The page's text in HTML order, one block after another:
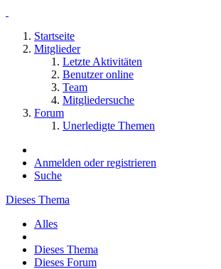
Startseite
Mitglieder
Letzte Aktivitäten
Benutzer online
Team
Mitgliedersuche
Forum
Unerledigte Themen
Anmelden oder registrieren
Suche
Dieses Thema
Alles
Dieses Thema
Dieses Forum